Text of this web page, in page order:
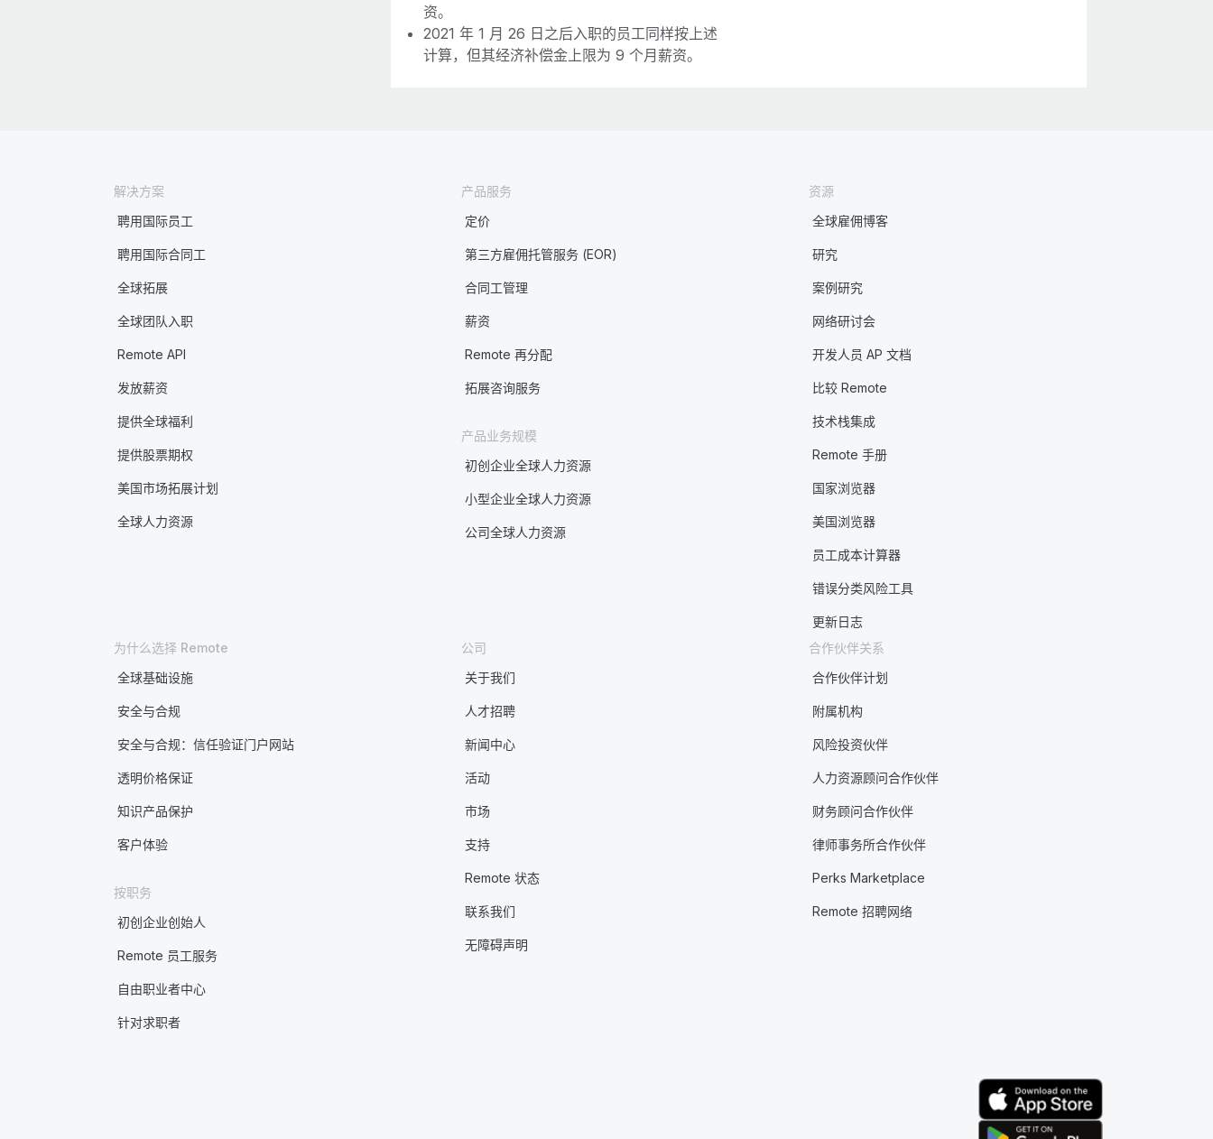
资。
2021 年 1 月 26 日之后入职的员工同样按上述
计算，但其经济补偿金上限为 9 个月薪资。
解决方案
聘用国际员工
聘用国际合同工
全球拓展
全球团队入职
Remote API
发放薪资
提供全球福利
提供股票期权
美国市场拓展计划
全球人力资源
产品服务
定价
第三方雇佣托管服务 (EOR)
合同工管理
薪资
Remote 再分配
拓展咨询服务
产品业务规模
初创企业全球人力资源
小型企业全球人力资源
公司全球人力资源
资源
全球雇佣博客
研究
案例研究
网络研讨会
开发人员 AP 文档
比较 Remote
技术栈集成
Remote 手册
国家浏览器
美国浏览器
员工成本计算器
错误分类风险工具
更新日志
为什么选择 Remote
全球基础设施
安全与合规
安全与合规：信任验证门户网站
透明价格保证
知识产品保护
客户体验
按职务
初创企业创始人
Remote 员工服务
自由职业者中心
针对求职者
公司
关于我们
人才招聘
新闻中心
活动
市场
支持
Remote 状态
联系我们
无障碍声明
合作伙伴关系
合作伙伴计划
附属机构
风险投资伙伴
人力资源顾问合作伙伴
财务顾问合作伙伴
律师事务所合作伙伴
Perks Marketplace
Remote 招聘网络